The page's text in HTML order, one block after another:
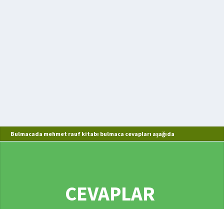
Bulmacada mehmet rauf kitabı bulmaca cevapları aşağıda
CEVAPLAR